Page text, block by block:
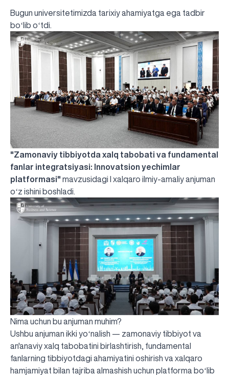
Bugun universitetimizda tarixiy ahamiyatga ega tadbir
boʻlib oʻtdi.
"Zamonaviy tibbiyotda xalq tabobati va fundamental
fanlar integratsiyasi: Innovatsion yechimlar
platformasi" mavzusidagi I xalqaro ilmiy-amaliy anjuman
oʻz ishini boshladi.
Nima uchun bu anjuman muhim?
Ushbu anjuman ikki yoʻnalish — zamonaviy tibbiyot va
an'anaviy xalq tabobatini birlashtirish, fundamental
fanlarning tibbiyotdagi ahamiyatini oshirish va xalqaro
hamjamiyat bilan tajriba almashish uchun platforma boʻlib